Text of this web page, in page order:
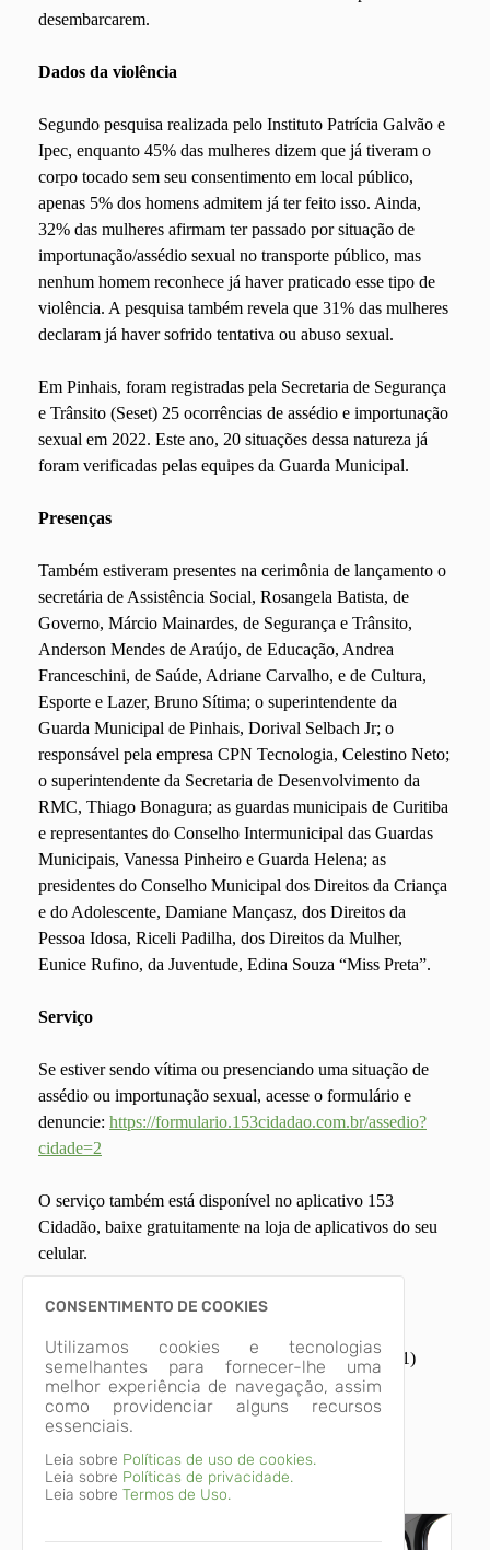
desembarcarem.
Dados da violência
Segundo pesquisa realizada pelo Instituto Patrícia Galvão e
Ipec, enquanto 45% das mulheres dizem que já tiveram o
corpo tocado sem seu consentimento em local público,
apenas 5% dos homens admitem já ter feito isso. Ainda,
32% das mulheres afirmam ter passado por situação de
importunação/assédio sexual no transporte público, mas
nenhum homem reconhece já haver praticado esse tipo de
violência. A pesquisa também revela que 31% das mulheres
declaram já haver sofrido tentativa ou abuso sexual.
Em Pinhais, foram registradas pela Secretaria de Segurança
e Trânsito (Seset) 25 ocorrências de assédio e importunação
sexual em 2022. Este ano, 20 situações dessa natureza já
foram verificadas pelas equipes da Guarda Municipal.
Presenças
Também estiveram presentes na cerimônia de lançamento o
secretária de Assistência Social, Rosangela Batista, de
Governo, Márcio Mainardes, de Segurança e Trânsito,
Anderson Mendes de Araújo, de Educação, Andrea
Franceschini, de Saúde, Adriane Carvalho, e de Cultura,
Esporte e Lazer, Bruno Sítima; o superintendente da
Guarda Municipal de Pinhais, Dorival Selbach Jr; o
responsável pela empresa CPN Tecnologia, Celestino Neto;
o superintendente da Secretaria de Desenvolvimento da
RMC, Thiago Bonagura; as guardas municipais de Curitiba
e representantes do Conselho Intermunicipal das Guardas
Municipais, Vanessa Pinheiro e Guarda Helena; as
presidentes do Conselho Municipal dos Direitos da Criança
e do Adolescente, Damiane Mançasz, dos Direitos da
Pessoa Idosa, Riceli Padilha, dos Direitos da Mulher,
Eunice Rufino, da Juventude, Edina Souza “Miss Preta”.
Serviço
Se estiver sendo vítima ou presenciando uma situação de
assédio ou importunação sexual, acesse o formulário e
denuncie: https://formulario.153cidadao.com.br/assedio?
cidade=2
O serviço também está disponível no aplicativo 153
Cidadão, baixe gratuitamente na loja de aplicativos do seu
celular.
Guarda Municipal de Pinhais - Disque 153
Centro de Referência Maria da Penha de Pinhais - (41)
99226-0692
Imagens Relacionadas
lancamento_programa_ponto_final_ft_cauhana_tafarello_147
CONSENTIMENTO DE COOKIES
Utilizamos cookies e tecnologias
semelhantes para fornecer-lhe uma
melhor experiência de navegação, assim
como providenciar alguns recursos
essenciais.
Leia sobre Políticas de uso de cookies.
Leia sobre Políticas de privacidade.
Leia sobre Termos de Uso.